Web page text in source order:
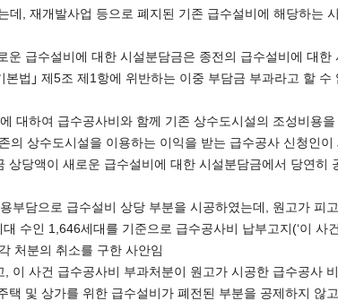
, 재개발사업 등으로 폐지된 기존 급수설비에 해당하는
급수설비에 대한 시설분담금은 종전의 급수설비에 대한
법｣ 제5조 제1항에 위반하는 이중 부담금 부과라고 할
대하여 급수공사비와 함께 기존 상수도시설의 조성비용
상수도시설을 이용하는 이익을 받는 급수공사 신청인
당액이 새로운 급수설비에 대한 시설분담금에서 당연히
담으로 급수설비 상당 부분을 시공하였는데, 원고가 피
수인 1,646세대를 기준으로 급수공사비 납부고지(‘이 사
처분의 취소를 구한 사안임
사건 급수공사비 부과처분이 원고가 시공한 급수공사
및 상가를 위한 급수설비가 폐전된 부분을 공제하지 않